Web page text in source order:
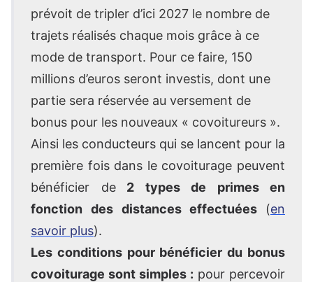
prévoit de tripler d’ici 2027 le nombre de
trajets réalisés chaque mois grâce à ce
mode de transport. Pour ce faire, 150
millions d’euros seront investis, dont une
partie sera réservée au versement de
bonus pour les nouveaux « covoitureurs ».
Ainsi les conducteurs qui se lancent pour la
première fois dans le covoiturage peuvent
bénéficier de2 types de primes en
fonction des distances effectuées (en
savoir plus).
Les conditions pour bénéficier du bonus
covoiturage sont simples : pour percevoir